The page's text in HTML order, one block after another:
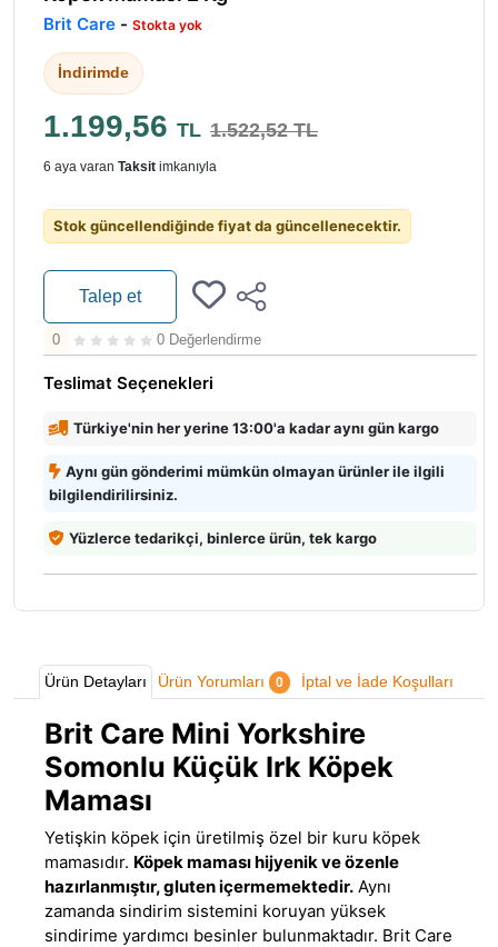
Brit Care - Stokta yok
İndirimde
1.199,56 TL 1.522,52 TL
6 aya varan Taksit imkanıyla
Stok güncellendiğinde fiyat da güncellenecektir.
Talep et
0 0 Değerlendirme
Teslimat Seçenekleri
Türkiye'nin her yerine 13:00'a kadar aynı gün kargo
Aynı gün gönderimi mümkün olmayan ürünler ile ilgili
bilgilendirilirsiniz.
Yüzlerce tedarikçi, binlerce ürün, tek kargo
Ürün Detayları Ürün Yorumları 0 İptal ve İade Koşulları
Brit Care Mini Yorkshire
Somonlu Küçük Irk Köpek
Maması
Yetişkin köpek için üretilmiş özel bir kuru köpek
mamasıdır. Köpek maması hijyenik ve özenle
hazırlanmıştır, gluten içermemektedir. Aynı
zamanda sindirim sistemini koruyan yüksek
sindirime yardımcı besinler bulunmaktadır. Brit Care